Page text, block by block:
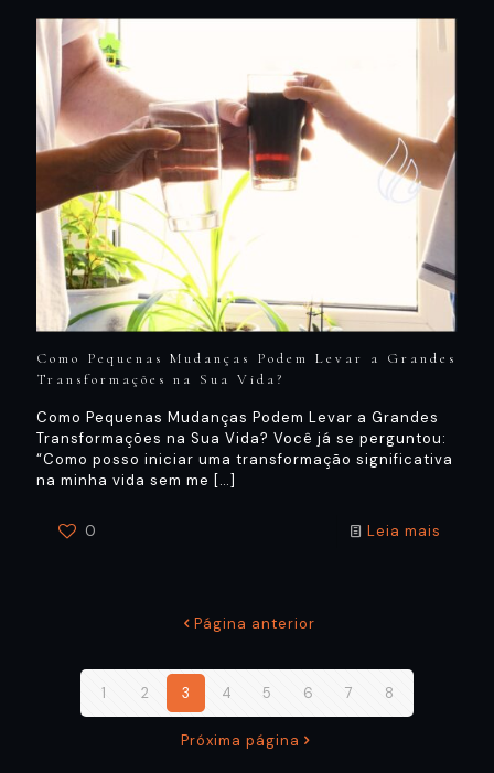
Como Pequenas Mudanças Podem Levar a Grandes
Transformações na Sua Vida?
Como Pequenas Mudanças Podem Levar a Grandes
Transformações na Sua Vida? Você já se perguntou:
“Como posso iniciar uma transformação significativa
na minha vida sem me
[…]
0 Leia mais
Página anterior
1 2 3 4 5 6 7 8
Próxima página